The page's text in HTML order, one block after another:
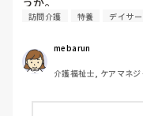
訪問介護 特養 デイサ
mebarun
介護福祉士, ケアマネ